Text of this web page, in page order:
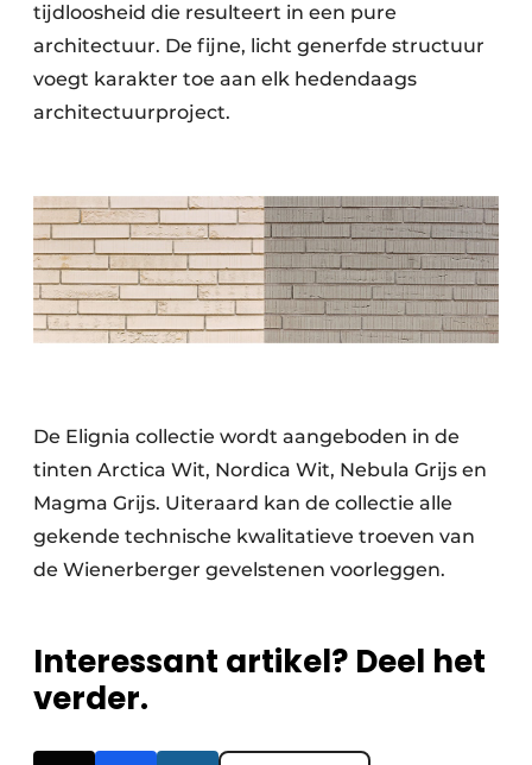
tijdloosheid die resulteert in een pure
architectuur. De fijne, licht generfde structuur
voegt karakter toe aan elk hedendaags
architectuurproject.
De Elignia collectie wordt aangeboden in de
tinten Arctica Wit, Nordica Wit, Nebula Grijs en
Magma Grijs. Uiteraard kan de collectie alle
gekende technische kwalitatieve troeven van
de Wienerberger gevelstenen voorleggen.
Interessant artikel? Deel het
verder.